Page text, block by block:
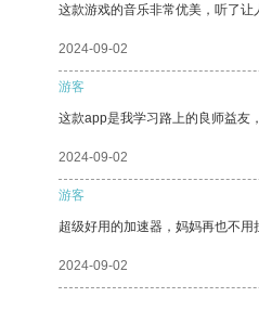
这款游戏的音乐非常优美，听了让
2024-09-02
游客
这款app是我学习路上的良师益友
2024-09-02
游客
超级好用的加速器，妈妈再也不用
2024-09-02